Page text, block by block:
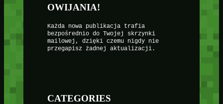
OWIJANIA!
Każda nowa publikacja trafia
bezpośrednio do Twojej skrzynki
mailowej, dzięki czemu nigdy nie
przegapisz żadnej aktualizacji.
CATEGORIES